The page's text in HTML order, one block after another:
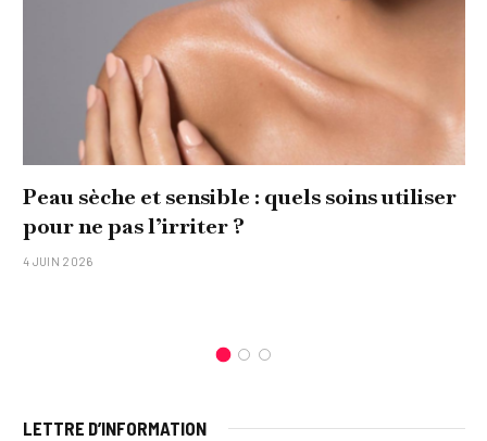
Peau sèche et sensible : quels soins utiliser
pour ne pas l’irriter ?
4 JUIN 2026
LETTRE D’INFORMATION